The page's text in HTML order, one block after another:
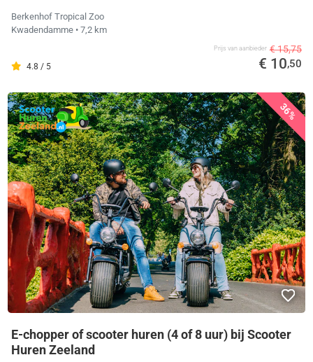
Berkenhof Tropical Zoo
Kwadendamme • 7,2 km
4.8 / 5
Prijs van aanbieder € 15,75
€ 10,50
36%
E-chopper of scooter huren (4 of 8 uur) bij Scooter
Huren Zeeland